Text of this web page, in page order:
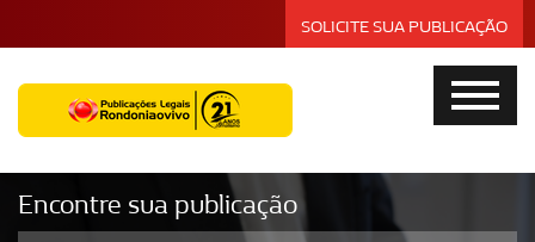
SOLICITE SUA PUBLICAÇÃO
Encontre sua publicação